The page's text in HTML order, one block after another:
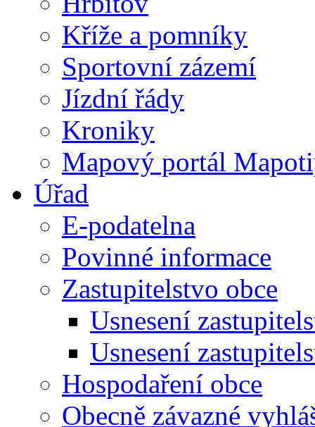
Kříže a pomníky
Sportovní zázemí
Jízdní řády
Kroniky
Mapový portál
Úřad
E-podatelna
Povinné informace
Zastupitelstvo obce
Usnesení
Usnesení
Hospodaření obce
Obecně závazné